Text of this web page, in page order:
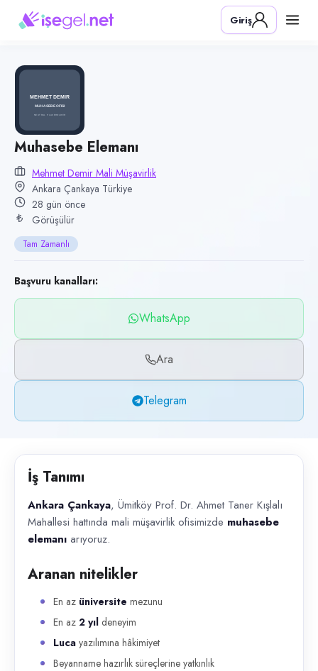
Pozisyon
Muhasebe Elemanı
Mehmet Demir Mali Müşavirlik
Kategori
Finans & Muhasebe
Konum
Çankaya, Ankara
Çalışma şekli
Tam Zamanlı · Ofis
Yayın tarihi
8 Temmuz 2026
Son geçerlilik
6 Ekim 2026
WhatsApp, Telegram, Telefon
İlan açıklaması
Ankara Çankaya , Ümitköy Prof. Dr. Ahmet Taner Kışlalı Mahallesi
Giriş
Muhasebe Elemanı
Mehmet Demir Mali Müşavirlik
Ankara Çankaya Türkiye
28 gün önce
Görüşülür
Tam Zamanlı
Başvuru kanalları:
WhatsApp
Ara
Telegram
İş Tanımı
Ankara Çankaya, Ümitköy Prof. Dr. Ahmet Taner Kışlalı
Mahallesi hattında mali müşavirlik ofisimizde muhasebe
elemanı arıyoruz.
Aranan nitelikler
En az üniversite mezunu
En az 2 yıl deneyim
Luca yazılımına hâkimiyet
Beyanname hazırlık süreçlerine yatkınlık